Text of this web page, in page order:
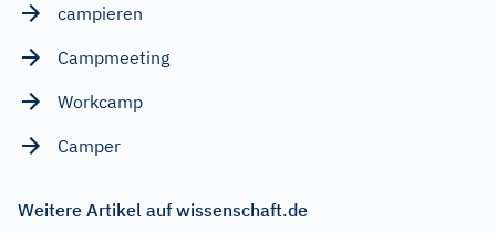
campieren
Campmeeting
Workcamp
Camper
Weitere Artikel auf wissenschaft.de